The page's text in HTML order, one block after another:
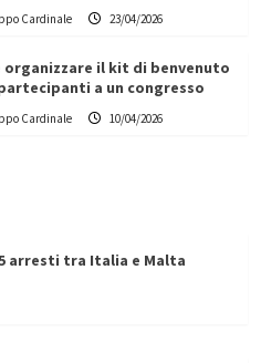
Cardinale 23/04/2026
organizzare il kit di benvenuto
a un congresso
Cardinale 10/04/2026
arresti tra Italia e Malta